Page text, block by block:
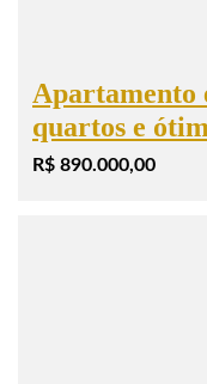
Apartamento
quartos e
R$ 890.000,00